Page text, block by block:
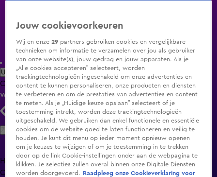
Uitzending Gemist Populaire programma's Zenders Genres
ClipsFilmsRadioSmart TV inlogShop
Volg KIJK
Zoeken
HomeUitzending Gemist Programma's De Bondgenoten
OranjezomerLivestreamsShop
Jouw cookievoorkeuren
Wij en onze29 partners gebruiken cookies en vergelijkbare
technieken om informatie te verzamelen over jou als gebruiker
van onze website(s), jouw gedrag en jouw apparaten. Als je
„Alle cookies accepteren” selecteert, worden
trackingtechnologieën ingeschakeld om onze advertenties en
content te kunnen personaliseren, onze producten en diensten
te verbeteren en om de prestaties van advertenties en content
te meten. Als je „Huidige keuze opslaan” selecteert of je
toestemming intrekt, worden deze trackingtechnologieën
uitgeschakeld. We gebruiken dan enkel functionele en essentiële
cookies om de website goed te laten functioneren en veilig te
houden. Je kunt dit menu op ieder moment opnieuw openen
om je keuzes te wijzigen of om je toestemming in te trekken
door op de link Cookie-instellingen onder aan de webpagina te
klikken. Je selecties zullen overal binnen onze Digitale Diensten
worden doorgevoerd.
Raadpleeg onze Cookieverklaring voor